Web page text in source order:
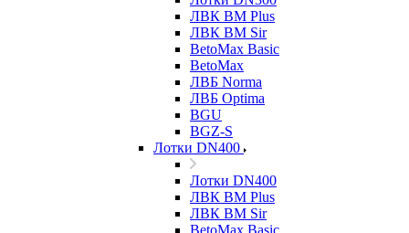
ЛВК ВМ Plus
ЛВК ВМ Sir
BetoMax Basic
BetoMax
ЛВБ Norma
ЛВБ Optima
BGU
BGZ-S
Лотки DN400
Лотки DN400
ЛВК ВМ Plus
ЛВК ВМ Sir
BetoMax Basic